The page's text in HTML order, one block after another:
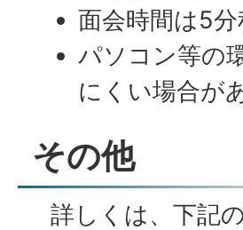
面会時間は5分
パソコン等の
にくい場合が
その他
詳しくは、下記